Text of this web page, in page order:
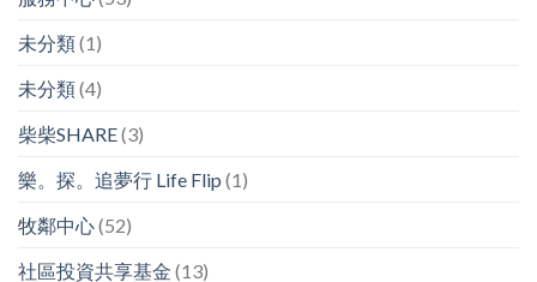
未分類(1)
未分類(4)
柴柴SHARE(3)
樂。探。追夢行 Life Flip (1)
牧鄰中心(52)
社區投資共享基金 (13)